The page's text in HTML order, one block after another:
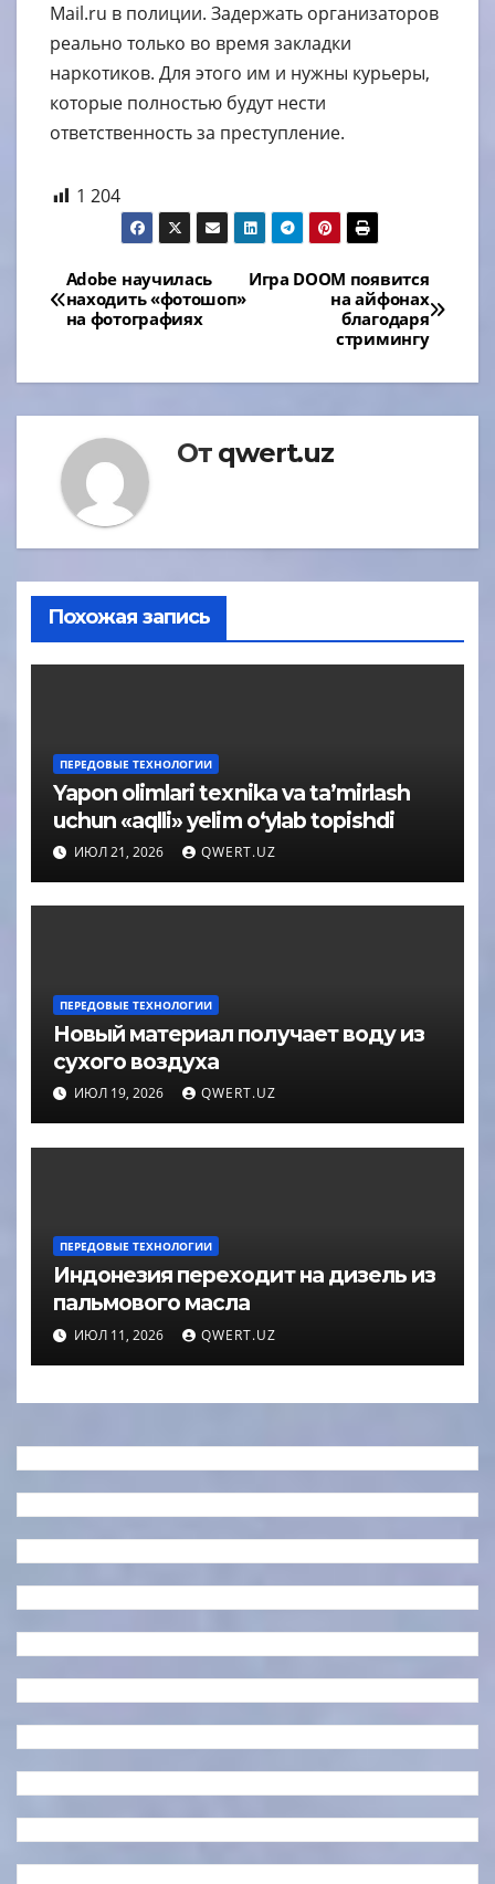
Mail.ru в полиции. Задержать организаторов
реально только во время закладки
наркотиков. Для этого им и нужны курьеры,
которые полностью будут нести
ответственность за преступление.
1 204
Навигация
по
Игра DOOM появится
на айфонах
благодаря
стримингу
Adobe научилась
находить «фотошоп»
на фотографиях
От qwert.uz
Похожая запись
ПЕРЕДОВЫЕ ТЕХНОЛОГИИ
Yapon olimlari texnika va ta’mirlash
uchun «aqlli» yelim o‘ylab topishdi
ИЮЛ 21, 2026 QWERT.UZ
ПЕРЕДОВЫЕ ТЕХНОЛОГИИ
Новый материал получает воду из
сухого воздуха
ИЮЛ 19, 2026 QWERT.UZ
ПЕРЕДОВЫЕ ТЕХНОЛОГИИ
Индонезия переходит на дизель из
пальмового масла
ИЮЛ 11, 2026 QWERT.UZ